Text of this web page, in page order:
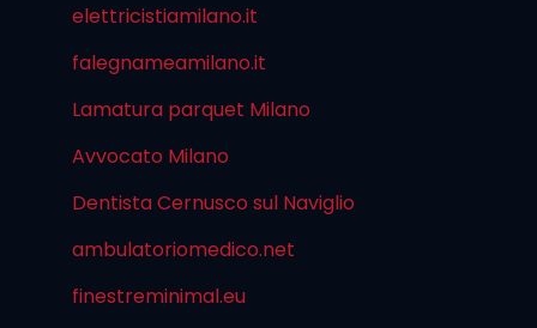
elettricistiamilano.it
falegnameamilano.it
Lamatura parquet Milano
Avvocato Milano
Dentista Cernusco sul Naviglio
ambulatoriomedico.net
finestreminimal.eu